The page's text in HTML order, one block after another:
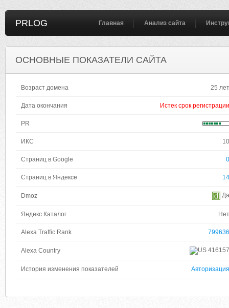
PRLOG Главная Анализ сайта
ОСНОВНЫЕ ПОКАЗАТЕЛИ САЙТА
Возраст домена 25 лет
Дата окончания Истек срок регистрации
PR
ИКС 10
Страниц в Google 0
Страниц в Яндексе 14
Dmoz Да
Яндекс Каталог Нет
Alexa Traffic Rank 799636
Alexa Country 416157
История изменения показателей Авторизация